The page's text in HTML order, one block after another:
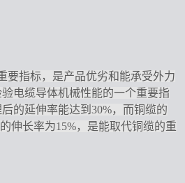
要指标，是产品优劣和能承受外力
电缆导体机械性能的一个重要指
的延伸率能达到 30%，而铜缆的
伸长率为15%，是能取代铜缆的重